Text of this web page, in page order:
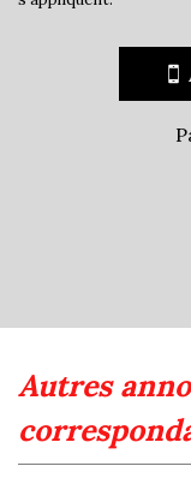
Familles sans
Familles avec 1
autres annonces immobilières